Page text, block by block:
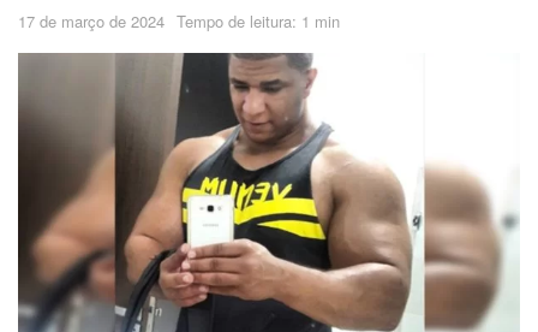
17 de março de 2024 Tempo de leitura: 1 min